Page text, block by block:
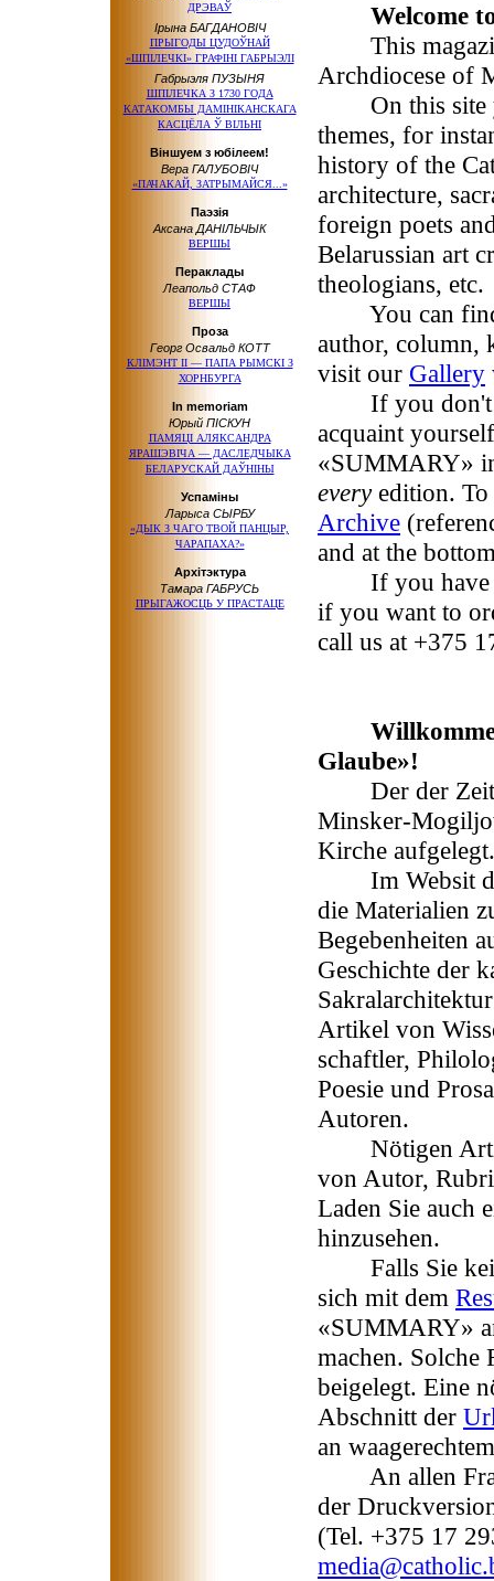
ДРЭВАЎ
Ірына БАГДАНОВІЧ
ПРЫГОДЫ ЦУДОЎНАЙ
«ШПІЛЕЧКІ» ГРАФІНІ ГАБРЫЭЛІ
Габрыэля ПУЗЫНЯ
ШПІЛЕЧКА З 1730 ГОДА
КАТАКОМБЫ ДАМІНІКАНСКАГА
КАСЦЁЛА Ў ВІЛЬНІ
Віншуем з юбілеем!
Вера ГАЛУБОВІЧ
«ПАЧАКАЙ, ЗАТРЫМАЙСЯ...»
Паэзія
Аксана ДАНІЛЬЧЫК
ВЕРШЫ
Пераклады
Леапольд СТАФ
ВЕРШЫ
Проза
Георг Освальд КОТТ
КЛІМЭНТ ІІ — ПАПА РЫМСКІ З
ХОРНБУРГА
In memoriam
Юрый ПІСКУН
ПАМЯЦІ АЛЯКСАНДРА
ЯРАШЭВІЧА — ДАСЛЕДЧЫКА
БЕЛАРУСКАЙ ДАЎНІНЫ
Успаміны
Ларыса СЫРБУ
«ДЫК З ЧАГО ТВОЙ ПАНЦЫР,
ЧАРАПАХА?»
Архітэктура
Тамара ГАБРУСЬ
ПРЫГАЖОСЦЬ У ПРАСТАЦЕ
Welcome
This
Archdiocese of
On this site
themes, for
history of the
architecture,
foreign poets
Belarussian art
theologians, etc.
You can find
author, column,
visit our Gallery
If you don't
acquaint
«SUMMARY»
everyedition. To
Archive
and at the
If you have
if you want to
call us at +375
Glaube»!
Der der
Minsker-
Kirche aufgelegt.
Im Websit
die Materialien
Begebenheiten
Geschichte der
Artikel von
schaftler,
Poesie und
Autoren.
Nötigen
von Autor,
Laden Sie auch
hinzusehen.
Falls Sie kein
sich mit dem
«SUMMARY»
machen. Solche
beigelegt. Eine
Abschnitt der
an
An allen
der
(Tel. +375 17